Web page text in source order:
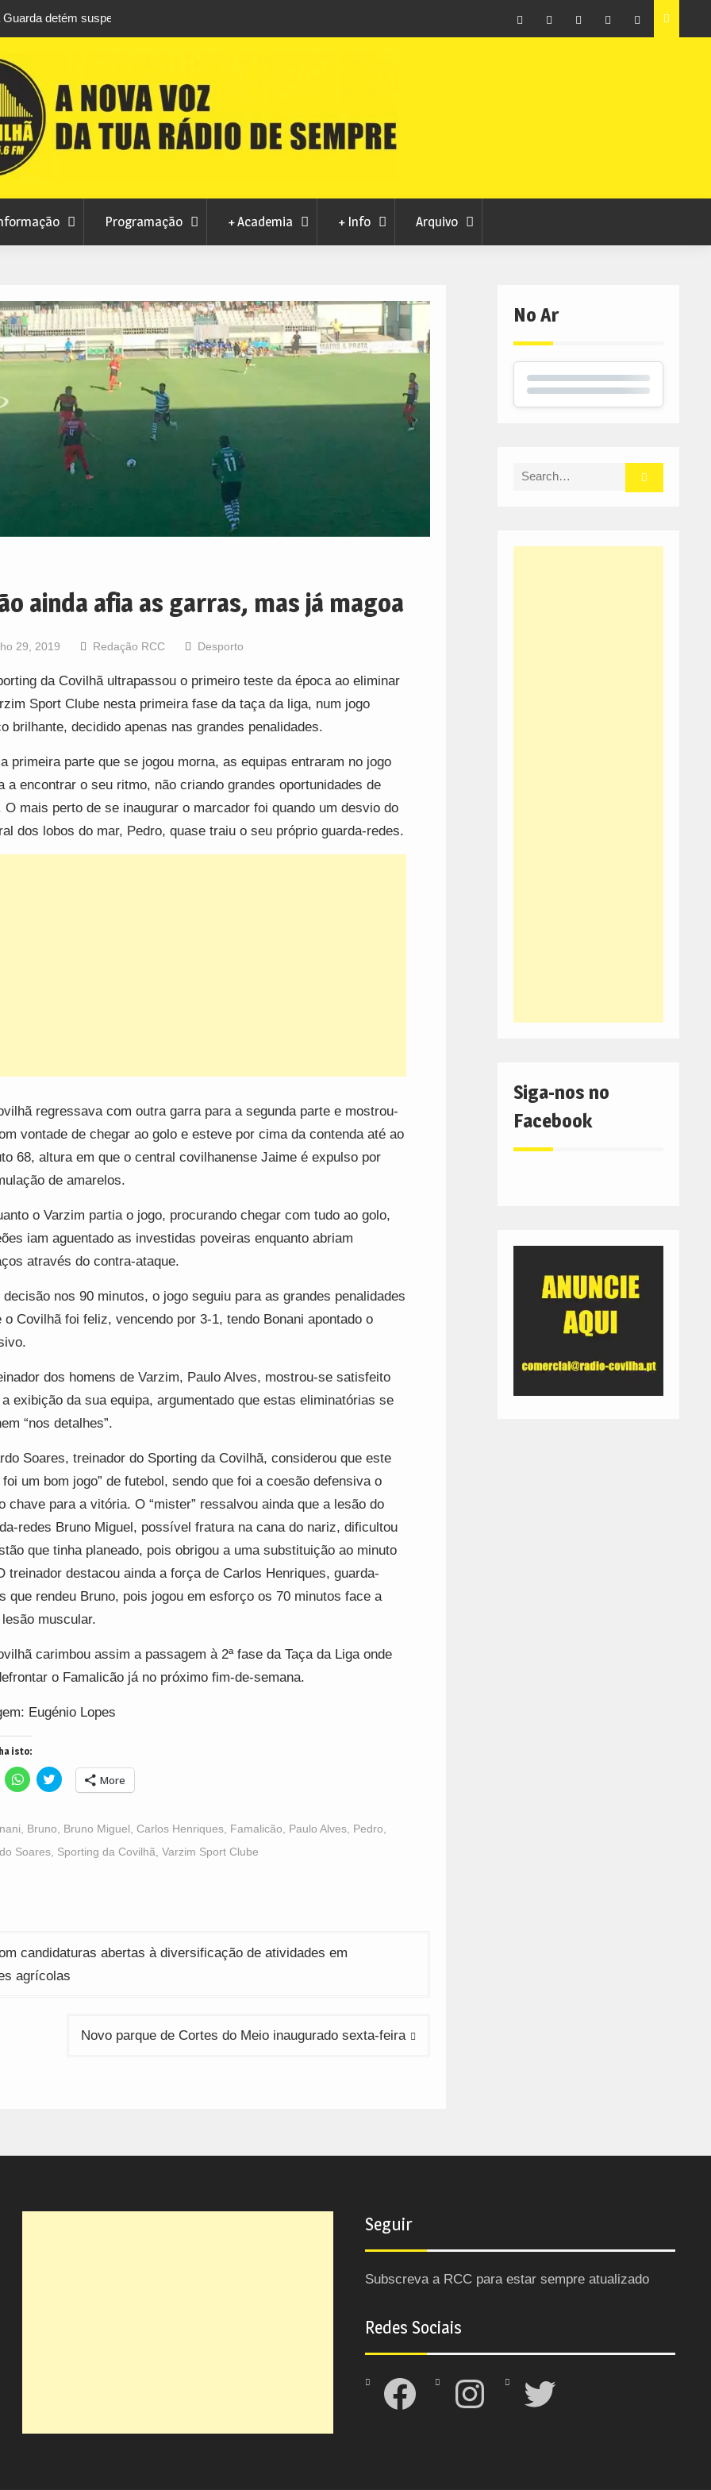
de droga com
fluvial este fim de semana
Município de Belmonte alerta para tentativa de fraude
em nome da autarquia
Programação + Academia + Info Arquivo
ainda afia as garras, mas já magoa
29, 2019 Redação RCC Desporto
da Covilhã ultrapassou o primeiro teste da época ao eliminar
Sport Clube nesta primeira fase da taça da liga, num jogo
brilhante, decidido apenas nas grandes penalidades.
primeira parte que se jogou morna, as equipas entraram no jogo
a encontrar o seu ritmo, não criando grandes oportunidades de
O mais perto de se inaugurar o marcador foi quando um desvio do
dos lobos do mar, Pedro, quase traiu o seu próprio guarda-redes.
regressava com outra garra para a segunda parte e mostrou-
vontade de chegar ao golo e esteve por cima da contenda até ao
68, altura em que o central covilhanense Jaime é expulso por
de amarelos.
o Varzim partia o jogo, procurando chegar com tudo ao golo,
iam aguentado as investidas poveiras enquanto abriam
através do contra-ataque.
decisão nos 90 minutos, o jogo seguiu para as grandes penalidades
o Covilhã foi feliz, vencendo por 3-1, tendo Bonani apontado o
dos homens de Varzim, Paulo Alves, mostrou-se satisfeito
exibição da sua equipa, argumentado que estas eliminatórias se
“nos detalhes”.
Soares, treinador do Sporting da Covilhã, considerou que este
foi um bom jogo” de futebol, sendo que foi a coesão defensiva o
chave para a vitória. O “mister” ressalvou ainda que a lesão do
redes Bruno Miguel, possível fratura na cana do nariz, dificultou
que tinha planeado, pois obrigou a uma substituição ao minuto
treinador destacou ainda a força de Carlos Henriques, guarda-
que rendeu Bruno, pois jogou em esforço os 70 minutos face a
lesão muscular.
carimbou assim a passagem à 2ª fase da Taça da Liga onde
o Famalicão já no próximo fim-de-semana.
Eugénio Lopes
isto:
Click
to
(Opens
new
window)
Click
to
share
(Opens
in
new
window)
More
Bruno Bruno Miguel Carlos Henriques, Famalicão Paulo Alves, Pedro
Soares, Sporting da Covilhã Varzim Sport Clube
candidaturas abertas à diversificação de atividades em
agrícolas
Novo parque de Cortes do Meio inaugurado sexta-feira
No Ar
Search
Siga-nos no
Facebook
Seguir
Subscreva a RCC para estar sempre atualizado
Redes Sociais
Facebook Instagram Twitter